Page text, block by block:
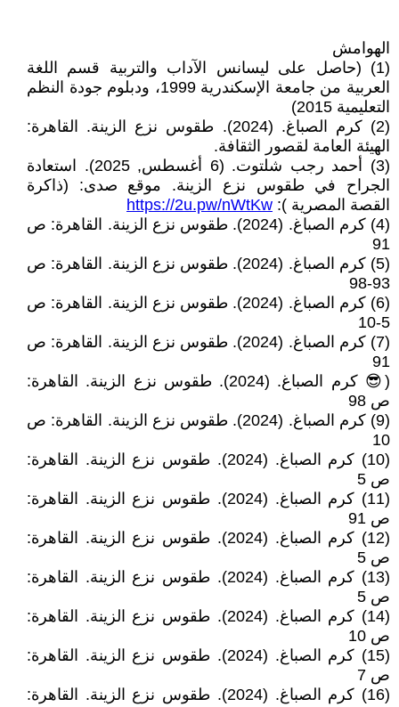
الهوامش
(1) (حاصل على ليسانس الآداب والتربية قسم اللغة
العربية من جامعة الإسكندرية 1999، ودبلوم جودة النظم
التعليمية 2015)
(2) كرم الصباغ. (2024). طقوس نزع الزينة. القاهرة:
الهيئة العامة لقصور الثقافة.
(3) أحمد رجب شلتوت. (6 أغسطس, 2025). استعادة
الجراح في طقوس نزع الزينة. موقع صدى: (ذاكرة
القصة المصرية ): https://2u.pw/nWtKw
(4) كرم الصباغ. (2024). طقوس نزع الزينة. القاهرة: ص
91
(5) كرم الصباغ. (2024). طقوس نزع الزينة. القاهرة: ص
93-98
(6) كرم الصباغ. (2024). طقوس نزع الزينة. القاهرة: ص
5-10
(7) كرم الصباغ. (2024). طقوس نزع الزينة. القاهرة: ص
91
(😎 كرم الصباغ. (2024). طقوس نزع الزينة. القاهرة:
ص 98
(9) كرم الصباغ. (2024). طقوس نزع الزينة. القاهرة: ص
10
(10) كرم الصباغ. (2024). طقوس نزع الزينة. القاهرة:
ص 5
(11) كرم الصباغ. (2024). طقوس نزع الزينة. القاهرة:
ص 91
(12) كرم الصباغ. (2024). طقوس نزع الزينة. القاهرة:
ص 5
(13) كرم الصباغ. (2024). طقوس نزع الزينة. القاهرة:
ص 5
(14) كرم الصباغ. (2024). طقوس نزع الزينة. القاهرة:
ص 10
(15) كرم الصباغ. (2024). طقوس نزع الزينة. القاهرة:
ص 7
(16) كرم الصباغ. (2024). طقوس نزع الزينة. القاهرة: